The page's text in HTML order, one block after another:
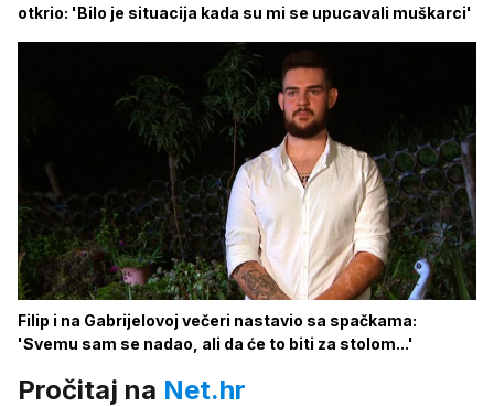
otkrio: 'Bilo je situacija kada su mi se upucavali muškarci'
Filip i na Gabrijelovoj večeri nastavio sa spačkama:
'Svemu sam se nadao, ali da će to biti za stolom...'
Pročitaj na Net.hr